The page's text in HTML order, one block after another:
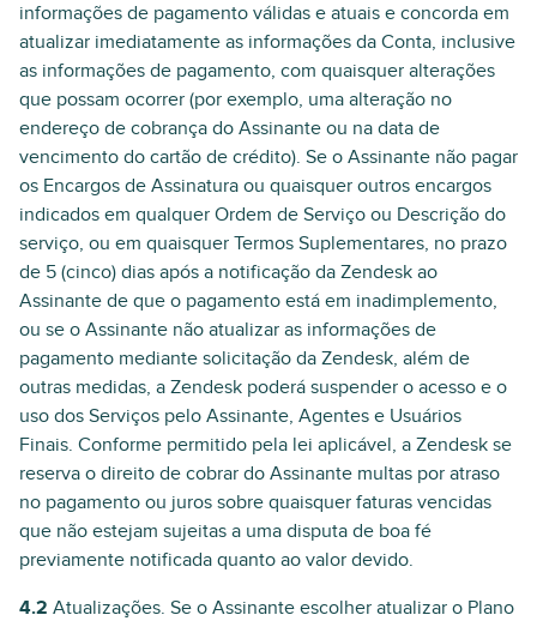
informações de pagamento válidas e atuais e concorda em
atualizar imediatamente as informações da Conta, inclusive
as informações de pagamento, com quaisquer alterações
que possam ocorrer (por exemplo, uma alteração no
endereço de cobrança do Assinante ou na data de
vencimento do cartão de crédito). Se o Assinante não pagar
os Encargos de Assinatura ou quaisquer outros encargos
indicados em qualquer Ordem de Serviço ou Descrição do
serviço, ou em quaisquer Termos Suplementares, no prazo
de 5 (cinco) dias após a notificação da Zendesk ao
Assinante de que o pagamento está em inadimplemento,
ou se o Assinante não atualizar as informações de
pagamento mediante solicitação da Zendesk, além de
outras medidas, a Zendesk poderá suspender o acesso e o
uso dos Serviços pelo Assinante, Agentes e Usuários
Finais. Conforme permitido pela lei aplicável, a Zendesk se
reserva o direito de cobrar do Assinante multas por atraso
no pagamento ou juros sobre quaisquer faturas vencidas
que não estejam sujeitas a uma disputa de boa fé
previamente notificada quanto ao valor devido.
4.2 Atualizações. Se o Assinante escolher atualizar o Plano